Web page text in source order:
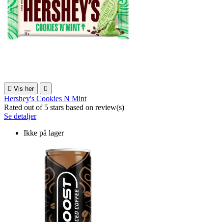
 Vis her 
Hershey's Cookies N Mint
Rated out of 5 stars based on review(s)
Se detaljer
Ikke på lager